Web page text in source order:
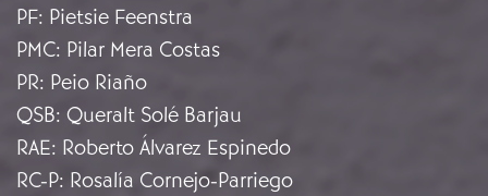
PF: Pietsie Feenstra
PMC: Pilar Mera Costas
PR: Peio Riaño
QSB: Queralt Solé Barjau
RAE: Roberto Álvarez Espinedo
RC-P: Rosalía Cornejo-Parriego